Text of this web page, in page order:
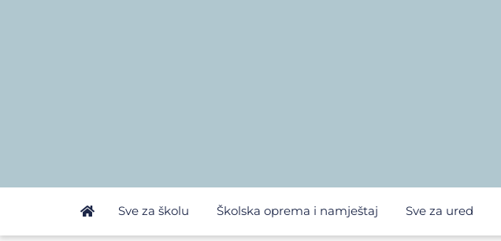
Sve za školu Školska oprema i namještaj Sve za ured